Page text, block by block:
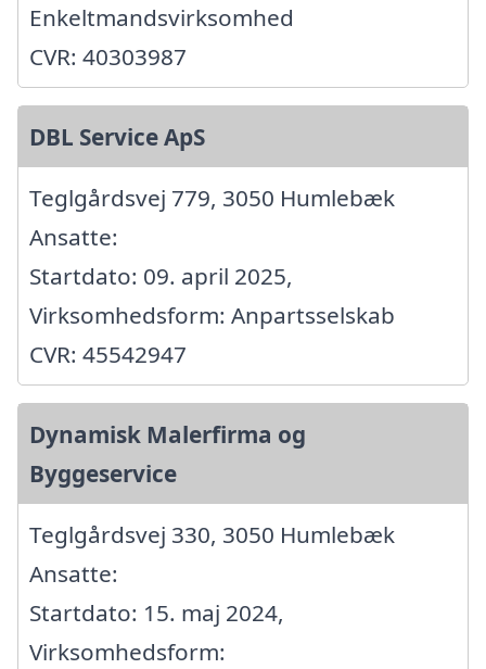
Enkeltmandsvirksomhed
CVR: 40303987
DBL Service ApS
Teglgårdsvej 779, 3050 Humlebæk
Ansatte:
Startdato: 09. april 2025,
Virksomhedsform: Anpartsselskab
CVR: 45542947
Dynamisk Malerfirma og
Byggeservice
Teglgårdsvej 330, 3050 Humlebæk
Ansatte:
Startdato: 15. maj 2024,
Virksomhedsform: